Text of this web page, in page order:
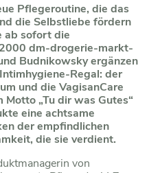
Pflegeroutine, die das
die Selbstliebe fördern
ab sofort die
dm-drogerie-markt-
Budnikowsky ergänzen
Regal: der
und die VagisanCare
„Tu dir was Gutes“
eine achtsame
der empfindlichen
die sie verdient.
von